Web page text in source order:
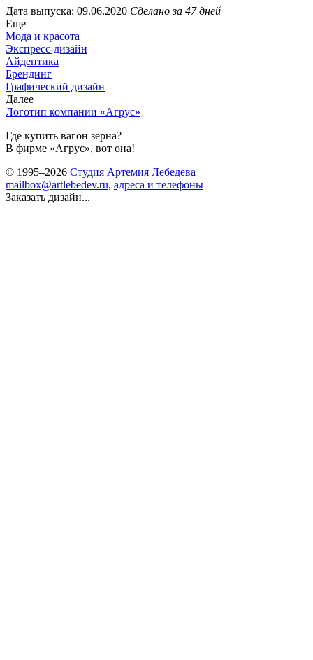
Дата выпуска: 09.06.2020 Сделано за 47 дней
Еще
Мода и красота
Экспресс-дизайн
Айдентика
Брендинг
Графический дизайн
Далее
Логотип компании «Агрус»
Где купить вагон зерна?
В фирме «Агрус», вот она!
© 1995–2026 Студия Артемия Лебедева
mailbox@artlebedev.ru, адреса и телефоны
Заказать дизайн...